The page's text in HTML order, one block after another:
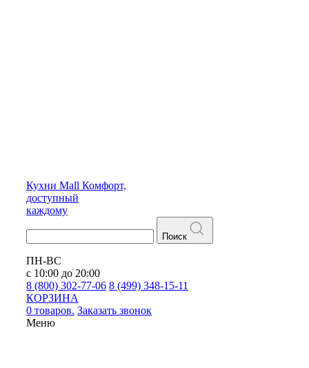
Кухни Mall Комфорт,
доступный
каждому
Поиск
ПН-ВС
с 10:00 до 20:00
8 (800) 302-77-06 8 (499) 348-15-11
КОРЗИНА
0 товаров. Заказать звонок
Меню